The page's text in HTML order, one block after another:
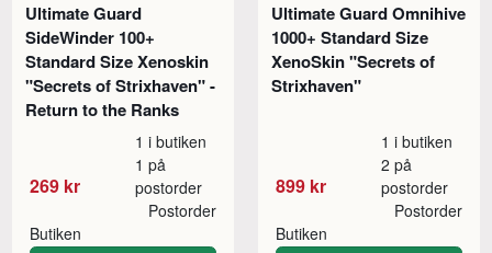
Ultimate Guard
SideWinder 100+
Standard Size Xenoskin
"Secrets of Strixhaven" -
Return to the Ranks
269 kr
1 i butiken
1 på
postorder
Butiken
Postorder
Ultimate Guard Omnihive
1000+ Standard Size
XenoSkin "Secrets of
Strixhaven"
899 kr
1 i butiken
2 på
postorder
Butiken
Postorder